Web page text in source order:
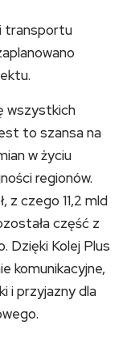
transportu
wszystkich
to szansa na
w życiu
regionów.
z czego 11,2 mld
część z
Dzięki Kolej Plus
komunikacyjne,
i przyjazny dla